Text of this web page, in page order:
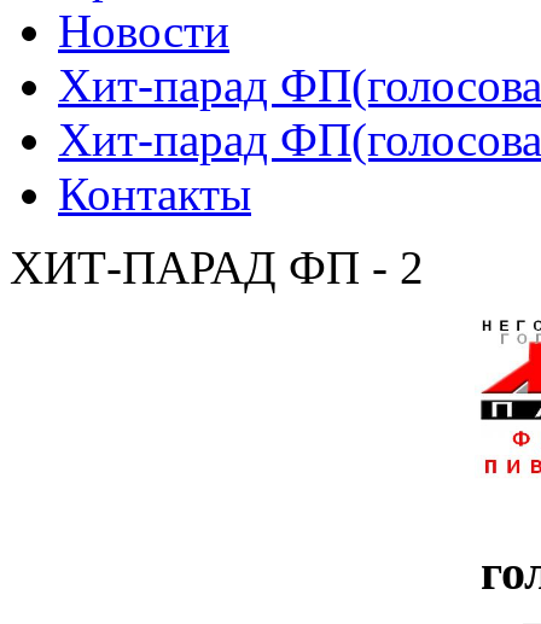
Новости
Хит-парад
Хит-парад
Контакты
ХИТ-ПАРАД ФП - 2